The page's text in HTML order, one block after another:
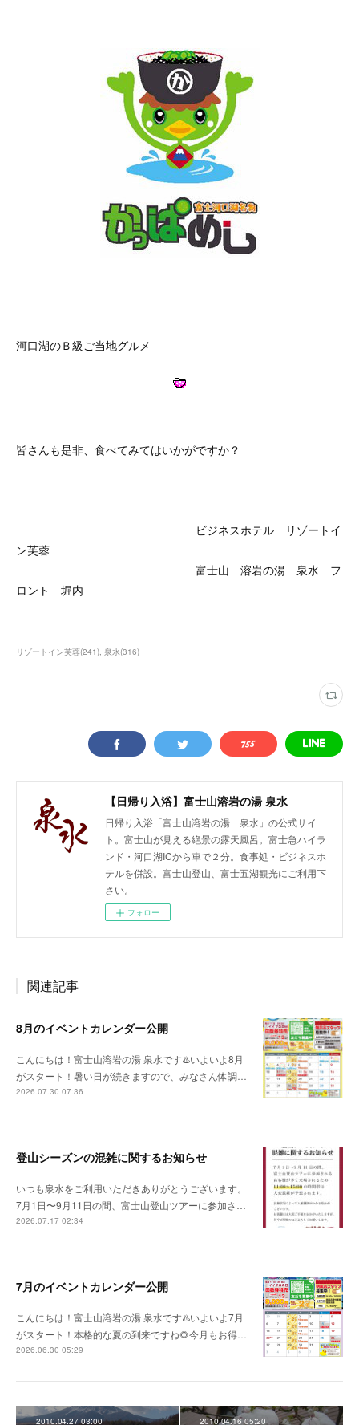
河口湖のＢ級ご当地グルメ
皆さんも是非、食べてみてはいかがですか？
ビジネスホテル リゾートイ
ン芙蓉
富士山 溶岩の湯 泉水 フ
ロント 堀内
リゾートイン芙蓉(241) 泉水(316)
【日帰り入浴】富士山溶岩の湯 泉水
日帰り入浴「富士山溶岩の湯 泉水」の公式サイ
ト。富士山が見える絶景の露天風呂。富士急ハイラ
ンド・河口湖ICから車で２分。食事処・ビジネスホ
テルを併設。富士山登山、富士五湖観光にご利用下
さい。
フォロー
関連記事
8月のイベントカレンダー公開
こんにちは！富士山溶岩の湯 泉水です♨️いよいよ8月
がスタート！暑い日が続きますので、みなさん体調…
2026.07.30 07:36
登山シーズンの混雑に関するお知らせ
いつも泉水をご利用いただきありがとうございます。
7月1日〜9月11日の間、富士山登山ツアーに参加さ…
2026.07.17 02:34
7月のイベントカレンダー公開
こんにちは！富士山溶岩の湯 泉水です♨️いよいよ7月
がスタート！本格的な夏の到来ですね🌻今月もお得…
2026.06.30 05:29
2010.04.27 03:00 2010.04.16 05:20